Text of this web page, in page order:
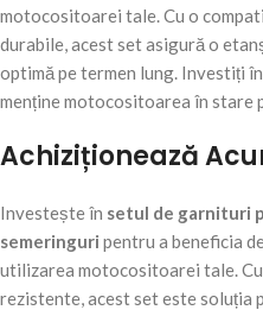
motocositoarei tale. Cu o
durabile, acest set asigură o
optimă pe termen lung. Investiți
menține motocositoarea în stare
Achiziționează
Investește în setul de garnituri
semeringuri pentru a beneficia
utilizarea motocositoarei tale.
rezistente, acest set este soluția